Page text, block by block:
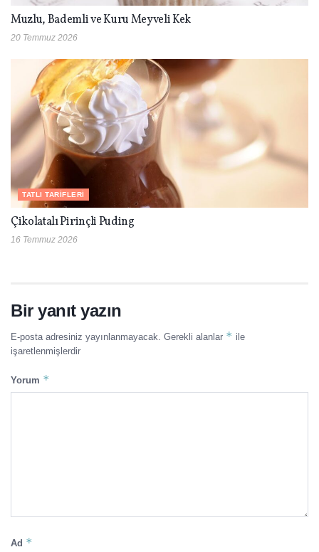
Muzlu, Bademli ve Kuru Meyveli Kek
20 Temmuz 2026
TATLI TARIFLERI
Çikolatalı Pirinçli Puding
16 Temmuz 2026
Bir yanıt yazın
E-posta adresiniz yayınlanmayacak. Gerekli alanlar * ile
işaretlenmişlerdir
Yorum *
Ad *